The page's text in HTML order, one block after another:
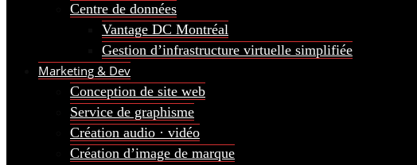
Centre de données
Vantage DC Montréal
Gestion d’infrastructure virtuelle simplifiée
Marketing & Dev
Conception de site web
Service de graphisme
Création audio · vidéo
Création d’image de marque